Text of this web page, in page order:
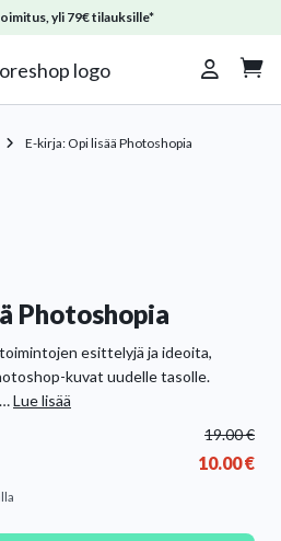
yli 79€ tilauksille*

E-kirja: Opi lisää Photoshopia
Photoshopia
esittelyjä ja ideoita,
kuvat uudelle tasolle.
…Lue lisää
19.00€
10.00€